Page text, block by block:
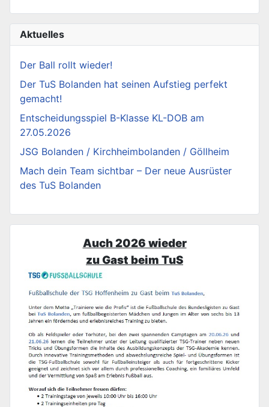
Aktuelles
Der Ball rollt wieder!
Der TuS Bolanden hat seinen Aufstieg perfekt
gemacht!
Entscheidungsspiel B-Klasse KL-DOB am
27.05.2026
JSG Bolanden / Kirchheimbolanden / Göllheim
Mach dein Team sichtbar – Der neue Ausrüster
des TuS Bolanden
Auch 2026 wieder
zu Gast beim TuS